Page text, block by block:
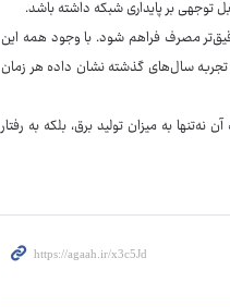
مصرف فراهم شود. با وجود همه این
تجربه سال‌های گذشته نشان داده هر زمان
به میزان تولید برق، بلکه به رفتار